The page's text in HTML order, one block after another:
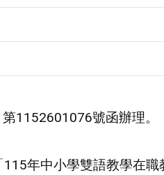
1152601076號函辦理。
年中小學雙語教學在